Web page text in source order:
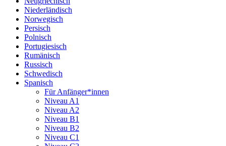
Niederländisch
Norwegisch
Persisch
Polnisch
Portugiesisch
Rumänisch
Russisch
Schwedisch
Spanisch
Für Anfänger*innen
Niveau A1
Niveau A2
Niveau B1
Niveau B2
Niveau C1